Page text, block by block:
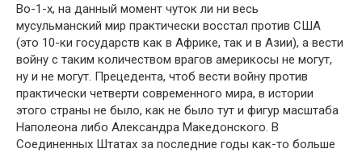
Во-1-х, на данный момент чуток ли ни весь
мусульманский мир практически восстал против США
(это 10-ки государств как в Африке, так и в Азии), а вести
войну с таким количеством врагов америкосы не могут,
ну и не могут. Прецедента, чтоб вести войну против
практически четверти современного мира, в истории
этого страны не было, как не было тут и фигур масштаба
Наполеона либо Александра Македонского. В
Соединенных Штатах за последние годы как-то больше